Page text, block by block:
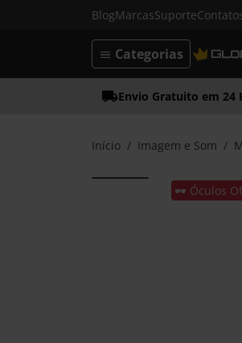
BlogMarcasSuporte
Categorias
Envio Gratuito em 24
Início Imagem e Som
🕶️ Óculos